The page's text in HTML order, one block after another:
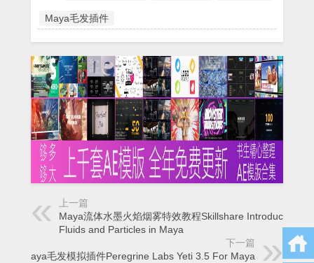
Maya毛发插件
上一篇
Maya流体水墨火焰烟雾特效教程Skillshare Introduction to
Fluids and Particles in Maya
下一篇
Maya毛发模拟插件Peregrine Labs Yeti 3.5 For Maya